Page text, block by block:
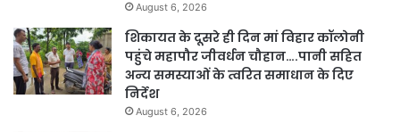
August 6, 2026
शिकायत के दूसरे ही दिन मां विहार कॉलोनी
पहुंचे महापौर जीवर्धन चौहान….पानी सहित
अन्य समस्याओं के त्वरित समाधान के दिए
निर्देश
August 6, 2026